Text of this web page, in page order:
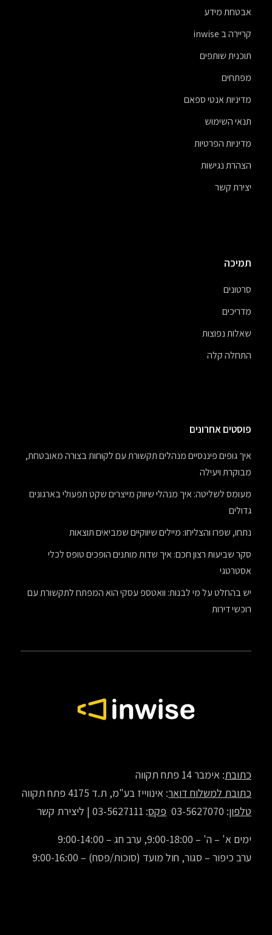
אבטחת מידע
קריירה ב inwise
תוכנית שותפים
מפתחים
מדיניות אנטי ספאם
תנאי השימוש
מדיניות הפרטיות
הצהרת נגישות
יצירת קשר
תמיכה
סרטונים
מדריכים
שאלות נפוצות
התחלה קלה
פוסטים אחרונים
איך גופים פיננסיים מנהלים תקשורת עם לקוחות בצורה מאובטחת,
מבוקרת ויעילה
מעומס לשליטה: איך מנהלי שיווק מייצרים שקט תפעולי בארגונים
גדולים
נתחו, שפרו והצליחו: מיילים שיווקיים שמביאים תוצאות
סקר שביעות רצון חכם: איך שדות מותנים הופכים טופס לכלי
אסטרטגי
יש בהחלט על מי לבנות: וואטספ עסקי הוא המפתח לתקשורת עם
רוכשי דירות
כתובת: אימבר 14 פתח תקווה
כתובת למשלוח דואר: אינווייז בע"מ, ת.ד 4175 פתח תקווה
טלפון: 03-5627070 פקס: 03-5627111 |
ליצירת קשר
ימים א' – ה' – 9:00-18:00, ערב חג – 9:00-14:00
ערב כיפור – סגור, חול מועד (סוכות/פסח) – 9:00-16:00